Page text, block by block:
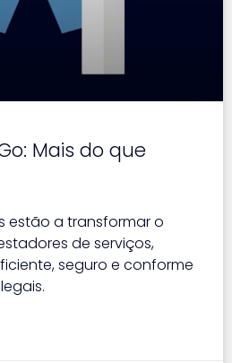
Mais do que
estão a transformar o
de serviços,
seguro e conforme